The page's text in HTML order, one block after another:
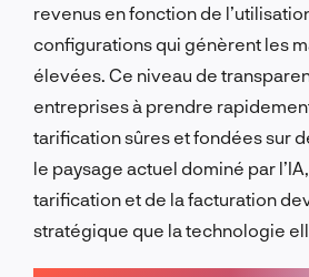
revenus en fonction de
configurations qui génèrent les
élevées. Ce niveau de
entreprises à prendre
tarification sûres et fondées sur
le paysage actuel dominé par
tarification et de la facturation
stratégique que la technologie